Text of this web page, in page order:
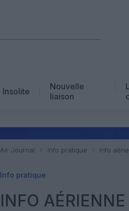
Insolite
Nouvelle
liaison
Air Journal Info pratique Info
Info pratique
INFO